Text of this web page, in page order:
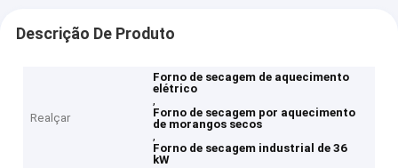
Descrição De Produto
Realçar
Forno de secagem de aquecimento
elétrico
,
Forno de secagem por aquecimento
de morangos secos
,
Forno de secagem industrial de 36
kW